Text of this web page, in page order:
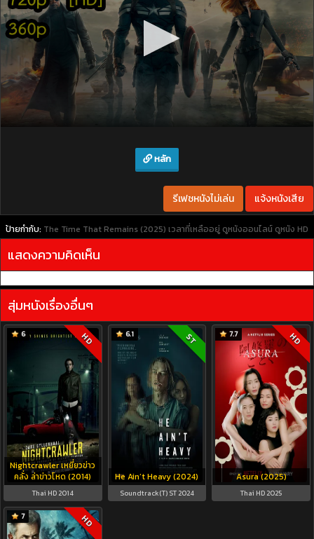
หลัก
รีเฟชหนังไม่เล่น แจ้งหนังเสีย
ป้ายกำกับ: The Time That Remains (2025) เวลาที่เหลืออยู่ ดูหนังออนไลน์ ดูหนัง HD
แสดงความคิดเห็น
สุ่มหนังเรื่องอื่นๆ
Nightcrawler เหยี่ยวข่าว
คลั่ง ล่าข่าวโหด (2014)
6 HD
Thai HD 2014
He Ain’t Heavy (2024)
6.1 ST
Soundtrack(T) ST 2024
Asura (2025)
7.7 HD
Thai HD 2025
7 HD